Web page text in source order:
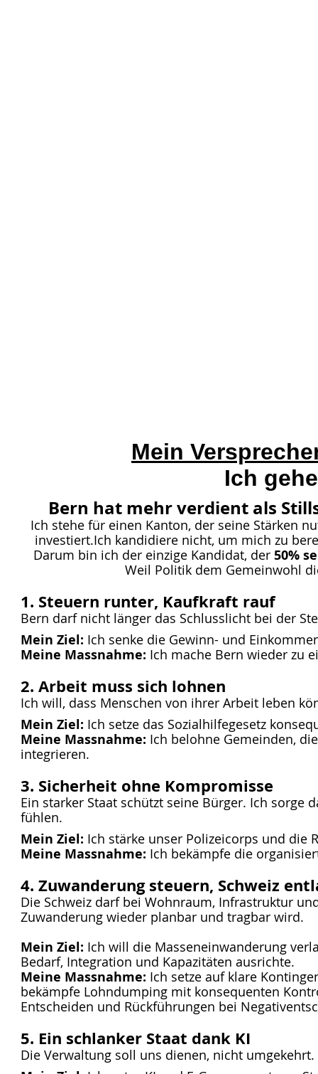
Mein
Ich
Bern hat mehr verdient als
Ich stehe für einen Kanton, der seine Stärken
investiert.Ich kandidiere nicht, um mich zu
Darum bin ich der einzige Kandidat, der 50%
Weil Politik dem Gemeinwohl
1. Steuern runter, Kaufkraft rauf
Bern darf nicht länger das Schlusslicht bei der
Mein Ziel: Ich senke die Gewinn- und
Meine Massnahme: Ich mache Bern wieder zu
2. Arbeit muss sich lohnen
Ich will, dass Menschen von ihrer Arbeit leben
Mein Ziel: Ich setze das Sozialhilfegesetz
Meine Massnahme: Ich belohne Gemeinden,
integrieren.
3. Sicherheit ohne Kompromisse
Ein starker Staat schützt seine Bürger. Ich
fühlen.
Mein Ziel: Ich stärke unser Polizeicorps und die
Meine Massnahme: Ich bekämpfe die
4. Zuwanderung steuern, Schweiz
Die Schweiz darf bei Wohnraum, Infrastruktur
Zuwanderung wieder planbar und tragbar wird.
Mein Ziel: Ich will die Masseneinwanderung
Bedarf, Integration und Kapazitäten ausrichte.​
Meine Massnahme: Ich setze auf klare
bekämpfe Lohndumping mit konsequenten
Entscheiden und Rückführungen bei
5. Ein schlanker Staat dank KI
Die Verwaltung soll uns dienen, nicht